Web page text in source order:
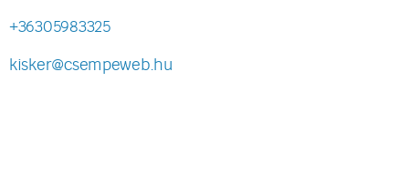
+36305983325
kisker@csempeweb.hu